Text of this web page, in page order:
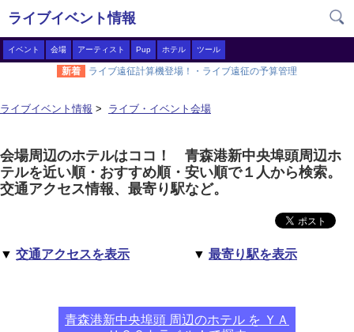
ライブイベント情報
イベント 会場 アーティスト Pup ホテル ツール
新着 ライブ遠征計算機登場！・ライブ遠征の予算管理
ライブイベント情報 > ライブ・イベント会場
会場周辺のホテルはココ！ 青森港新中央埠頭周辺ホ
テルを近い順・おすすめ順・安い順で１人から検索。
交通アクセス情報、最寄り駅など。
▼ 交通アクセスを表示 ▼ 最寄り駅を表示
青森港新中央埠頭 周辺のホテル を ＹＡ